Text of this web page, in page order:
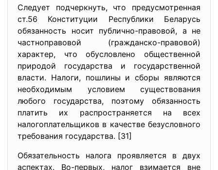
Следует подчеркнуть, что предусмотренная
ст.56 Конституции Республики Беларусь
обязанность носит публично-правовой, а не
частноправовой (гражданско-правовой)
характер, что обусловлено общественной
природой государства и государственной
власти. Налоги, пошлины и сборы являются
необходимым условием существования
любого государства, поэтому обязанность
платить их распространяется на всех
налогоплательщиков в качестве безусловного
требования государства. [31]
Обязательность налога проявляется в двух
аспектах. Во-первых, налог взимается вне